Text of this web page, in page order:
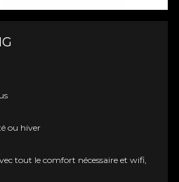
ou hiver
tout le comfort nécessaire et wifi,